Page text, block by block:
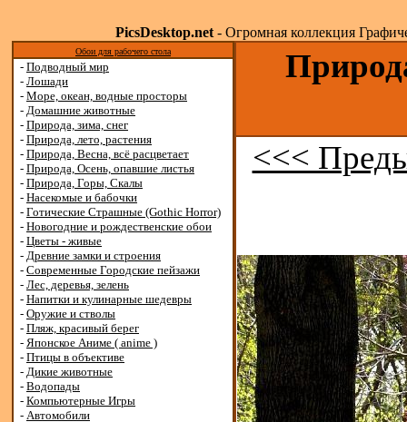
PicsDesktop.net- Огромная коллекция
Обои для рабочего стола
- Подводный мир
- Лошади
- Море, океан, водные просторы
- Домашние животные
- Природа, зима, снег
- Природа, лето, растения
- Природа, Весна, всё расцветает
- Природа, Осень, опавшие листья
- Природа, Горы, Скалы
- Насекомые и бабочки
- Готические Страшные (Gothic Horror)
- Новогодние и рождественские обои
- Цветы - живые
- Древние замки и строения
- Современные Городские пейзажи
- Лес, деревья, зелень
- Напитки и кулинарные шедевры
- Оружие и стволы
- Пляж, красивый берег
- Японское Аниме ( anime )
- Птицы в объективе
- Дикие животные
- Водопады
- Компьютерные Игры
- Автомобили
<<<